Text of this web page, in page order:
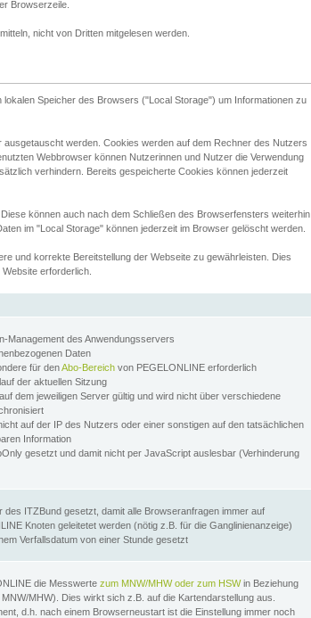
Browserzeile.
nicht von Dritten mitgelesen werden.
Speicher des Browsers ("Local Storage") um Informationen zu
werden. Cookies werden auf dem Rechner des Nutzers
Webbrowser können Nutzerinnen und Nutzer die Verwendung
verhindern. Bereits gespeicherte Cookies können jederzeit
können auch nach dem Schließen des Browserfensters weiterhin
im "Local Storage" können jederzeit im Browser gelöscht werden.
und korrekte Bereitstellung der Webseite zu gewährleisten. Dies
erforderlich.
Management des Anwendungsservers
Daten
für denAbo-Bereich von PEGELONLINE erforderlich
der aktuellen Sitzung
dem jeweiligen Server gültig und wird nicht über verschiedene
auf der IP des Nutzers oder einer sonstigen auf den tatsächlichen
Information
gesetzt und damit nicht per JavaScript auslesbar (Verhinderung
des ITZBund gesetzt, damit alle Browseranfragen immer auf
Knoten geleitetet werden (nötig z.B. für die Ganglinienanzeige)
Verfallsdatum von einer Stunde gesetzt
die Messwerte zum MNW/MHW oder zum HSWin Beziehung
MHW). Dies wirkt sich z.B. auf die Kartendarstellung aus.
d.h. nach einem Browserneustart ist die Einstellung immer noch